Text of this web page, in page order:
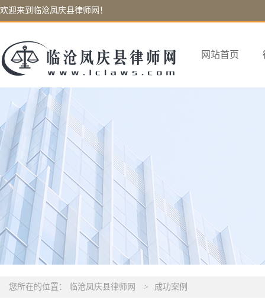
欢迎来到临沧凤庆县律师网！
网站首页
您所在的位置： 临沧凤庆县律师网 > 成功案例